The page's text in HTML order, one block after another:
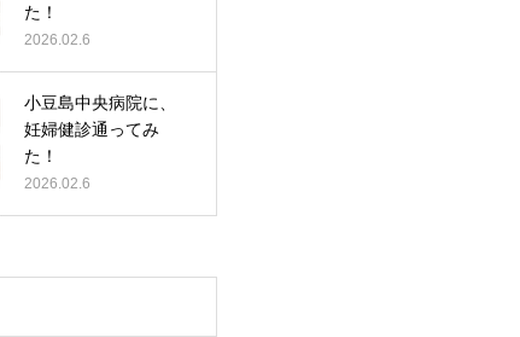
た！
2026.02.6
小豆島中央病院に、
妊婦健診通ってみ
た！
2026.02.6